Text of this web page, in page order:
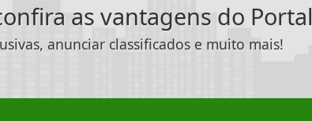
as vantagens do Portal
anunciar classificados e muito mais!